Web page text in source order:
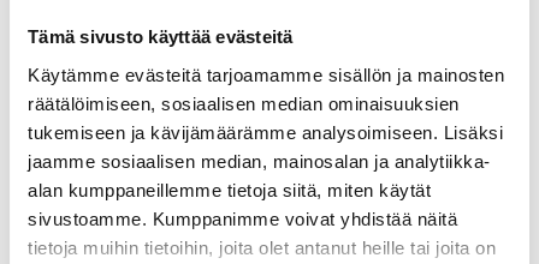
Tämä sivusto käyttää evästeitä
Käytämme evästeitä tarjoamamme sisällön ja mainosten
räätälöimiseen, sosiaalisen median ominaisuuksien
tukemiseen ja kävijämäärämme analysoimiseen. Lisäksi
jaamme sosiaalisen median, mainosalan ja analytiikka-
alan kumppaneillemme tietoja siitä, miten käytät
sivustoamme. Kumppanimme voivat yhdistää näitä
tietoja muihin tietoihin, joita olet antanut heille tai joita on
Yhteistyössä